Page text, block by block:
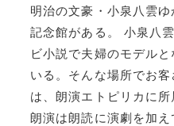
明治の文豪・小泉八雲
記念館がある。 小泉八
ビ小説で夫婦のモデル
いる。そんな場所でお
は、朗演エトピリカに所
朗演は朗読に演劇を加